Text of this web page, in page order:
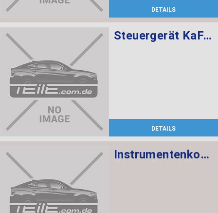
DETAILS
Steuergerät KaFAS
DETAILS
Instrumentenkombination KMH